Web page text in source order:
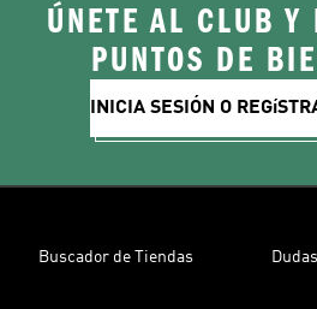
ÚNETE AL CLUB
PUNTOS DE
INICIA SESIÓN O
Buscador de Tiendas